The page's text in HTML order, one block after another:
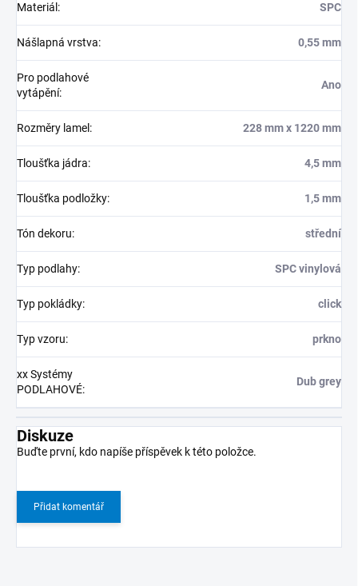
Materiál : SPC
Nášlapná vrstva: 0,55 mm
Pro podlahové
vytápění:
Ano
Rozměry lamel : 228 mm x 1220 mm
Tloušťka jádra: 4,5 mm
Tloušťka podložky: 1,5 mm
Tón dekoru: střední
Typ podlahy: SPC vinylová
Typ pokládky: click
Typ vzoru: prkno
xx Systémy
PODLAHOVÉ:
Dub grey
Diskuze
Buďte první, kdo napíše příspěvek k této položce.
Přidat komentář